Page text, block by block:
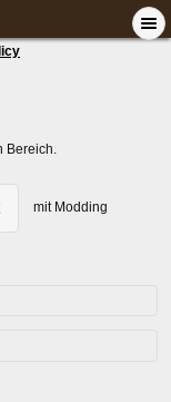
mit Modding